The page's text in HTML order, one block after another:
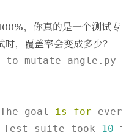
，你真的是一个测试专
，覆盖率会变成多少？
to-mutate angle.py
goal is for
suite took
10